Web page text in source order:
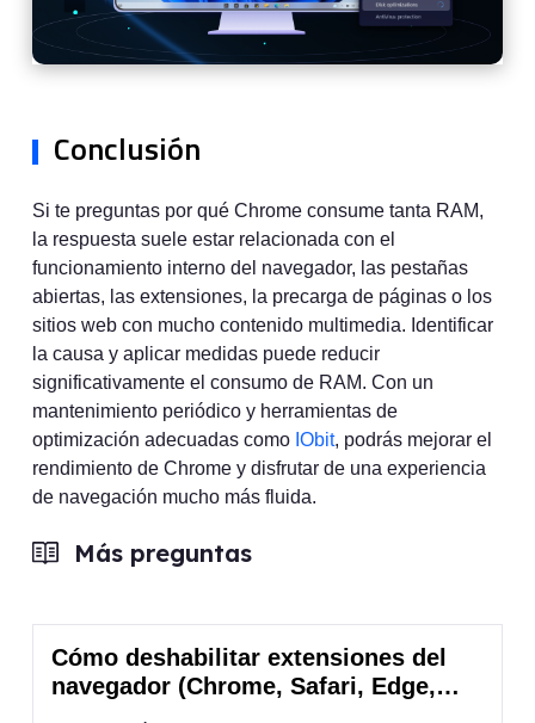
Conclusión
Si te preguntas por qué Chrome consume tanta RAM,
la respuesta suele estar relacionada con el
funcionamiento interno del navegador, las pestañas
abiertas, las extensiones, la precarga de páginas o los
sitios web con mucho contenido multimedia. Identificar
la causa y aplicar medidas puede reducir
significativamente el consumo de RAM. Con un
mantenimiento periódico y herramientas de
optimización adecuadas como IObit, podrás mejorar el
rendimiento de Chrome y disfrutar de una experiencia
de navegación mucho más fluida.
Más preguntas
Cómo deshabilitar extensiones del
navegador (Chrome, Safari, Edge,